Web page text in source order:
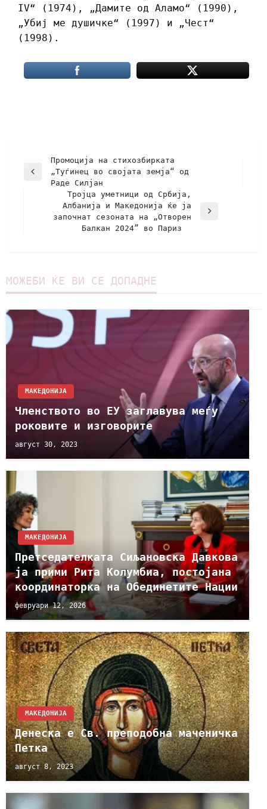
IV“ (1974), „Дамите од Аламо“ (1990),
„Убиј ме душичке“ (1997) и „Чест“
(1998).
Промоција на стихозбирката
„Туѓинец во својата земја“ од
Раде Силјан
Тројца уметници од Србија,
Албанија и Македонија ќе ја
започнат сезоната на „Отворен
Балкан 2024” во Париз
МОЖЕБИ ЌЕ ВИ СЕ ДОПАДНЕ
МАКЕДОНИЈА
Членството во ЕУ заглавува меѓу
роковите и изговорите
август 30, 2023
МАКЕДОНИЈА
Претседателката Сиљановска Давкова
ја прими Рита Колумбиа, постојана
координаторка на Обединетите Нации
февруари 12, 2026
МАКЕДОНИЈА
Денеска е Св. преподобна маченичка
Петка
август 8, 2023